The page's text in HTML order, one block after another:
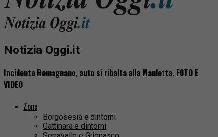
Notizia Oggi.it
Incidente Romagnano, auto si ribalta alla Mauletta. FOTO E
VIDEO
Zone
Borgosesia e dintorni
Gattinara e dintorni